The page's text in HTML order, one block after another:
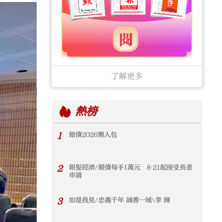
了解更多
熱榜
1 銀債2026懶人包
2
銀髮經濟/銀債每手1萬元 8‧21起接受長者
申請
3 如是我見/忠義千年 誠善一城\李 輝